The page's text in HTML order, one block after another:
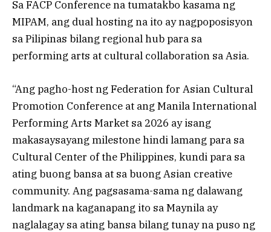
Sa FACP Conference na tumatakbo kasama ng
MIPAM, ang dual hosting na ito ay nagpoposisyon
sa Pilipinas bilang regional hub para sa
performing arts at cultural collaboration sa Asia.
“Ang pagho-host ng Federation for Asian Cultural
Promotion Conference at ang Manila International
Performing Arts Market sa 2026 ay isang
makasaysayang milestone hindi lamang para sa
Cultural Center of the Philippines, kundi para sa
ating buong bansa at sa buong Asian creative
community. Ang pagsasama-sama ng dalawang
landmark na kaganapang ito sa Maynila ay
naglalagay sa ating bansa bilang tunay na puso ng